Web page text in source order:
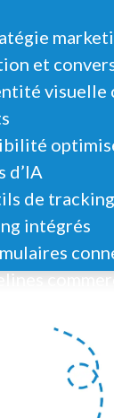
et
visuelle
d’IA
de
intégrés